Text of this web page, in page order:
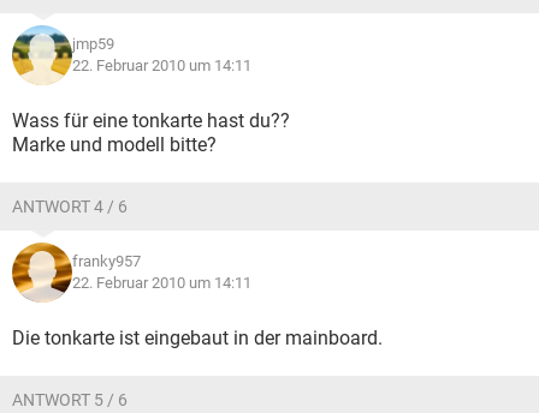
jmp59
22. Februar 2010 um 14:11
Wass für eine tonkarte hast du??
Marke und modell bitte?
ANTWORT 4 / 6
franky957
22. Februar 2010 um 14:11
Die tonkarte ist eingebaut in der mainboard.
ANTWORT 5 / 6